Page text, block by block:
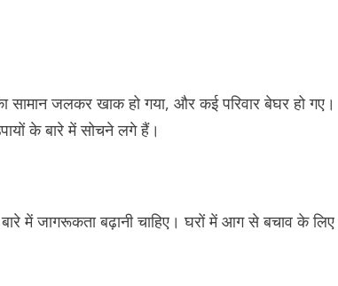
सामान जलकर खाक हो गया, और कई परिवार बेघर हो गए।
के बारे में सोचने लगे हैं।
में जागरूकता बढ़ानी चाहिए। घरों में आग से बचाव के लिए